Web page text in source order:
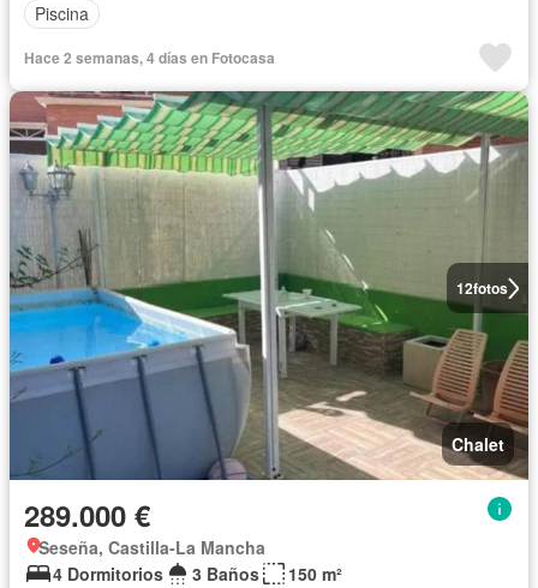
Piscina
Hace 2 semanas, 4 días en Fotocasa
12fotos
Chalet
289.000 €
Seseña, Castilla-La Mancha
4 Dormitorios
3 Baños 150 m²